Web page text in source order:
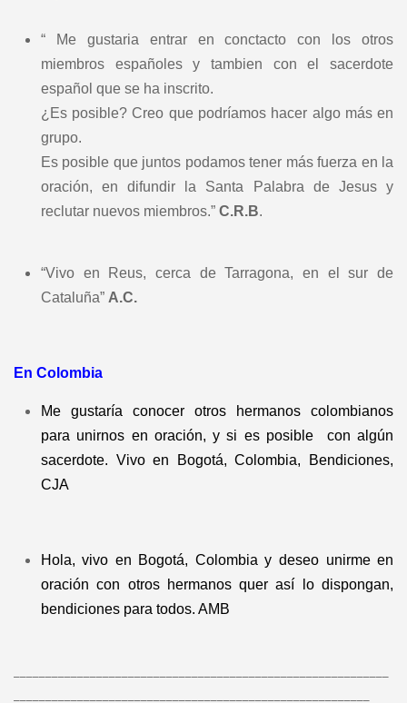
“ Me gustaria entrar en conctacto con los otros
miembros españoles y tambien con el sacerdote
español que se ha inscrito.
¿Es posible? Creo que podríamos hacer algo más en
grupo.
Es posible que juntos podamos tener más fuerza en la
oración, en difundir la Santa Palabra de Jesus y
reclutar nuevos miembros.” C.R.B.
“Vivo en Reus, cerca de Tarragona, en el sur de
Cataluña” A.C.
En Colombia
Me gustaría conocer otros hermanos colombianos
para unirnos en oración, y si es posible con algún
sacerdote. Vivo en Bogotá, Colombia, Bendiciones,
CJA
Hola, vivo en Bogotá, Colombia y deseo unirme en
oración con otros hermanos quer así lo dispongan,
bendiciones para todos. AMB